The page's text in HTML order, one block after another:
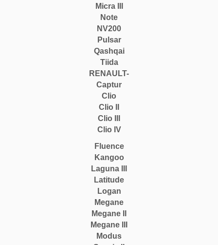
Micra III
Note
NV200
Pulsar
Qashqai
Tiida
RENAULT-
Captur
Clio
Clio II
Clio III
Clio IV
Fluence
Kangoo
Laguna III
Latitude
Logan
Megane
Megane II
Megane III
Modus